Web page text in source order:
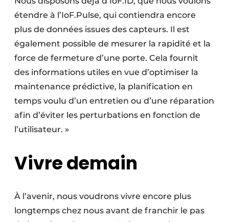
étendre à l’IoF.Pulse, qui contiendra encore
plus de données issues des capteurs. Il est
également possible de mesurer la rapidité et la
force de fermeture d’une porte. Cela fournit
des informations utiles en vue d’optimiser la
maintenance prédictive, la planification en
temps voulu d’un entretien ou d’une réparation
afin d’éviter les perturbations en fonction de
l’utilisateur. »
Vivre demain
À l’avenir, nous voudrons vivre encore plus
longtemps chez nous avant de franchir le pas